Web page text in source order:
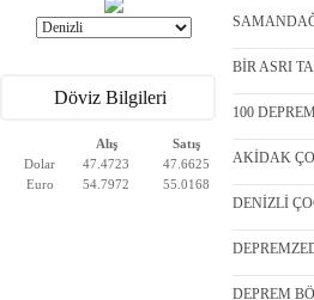
Döviz Bilgileri
Alış
Satış
Dolar
47.4723
47.6625
Euro
54.7972 55.0168
BİR ASRI
100
AKİDAK
DENİZLİ
DEPREM